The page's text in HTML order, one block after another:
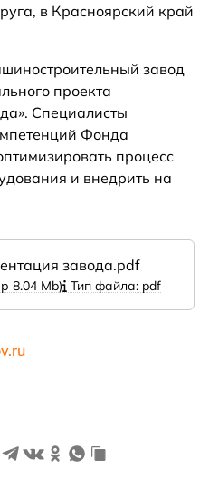
в Красноярский край
завод
проекта
Специалисты
Фонда
процесс
и внедрить на
завода.pdf
8.04 Mb) Тип файла: pdf